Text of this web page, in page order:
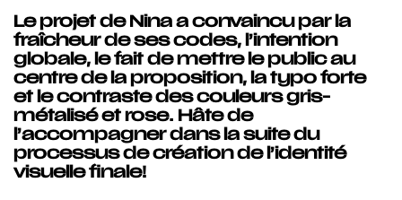
Le projet de Nina a convaincu par la
fraîcheur de ses codes, l’intention
globale, le fait de mettre le public au
centre de la proposition, la typo forte
et le contraste des couleurs gris-
métalisé et rose. Hâte de
l’accompagner dans la suite du
processus de création de l’identité
visuelle finale!